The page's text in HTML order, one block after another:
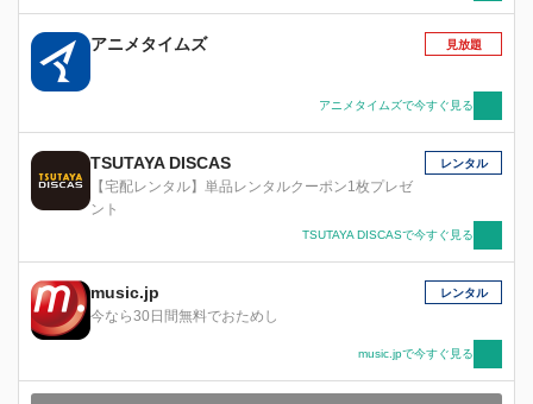
アニメタイムズ 見放題
アニメタイムズで今すぐ見る
TSUTAYA DISCAS
【宅配レンタル】単品レンタルクーポン1枚プレゼ
ント
レンタル
TSUTAYA DISCASで今すぐ見る
music.jp
今なら30日間無料でおためし
レンタル
music.jpで今すぐ見る